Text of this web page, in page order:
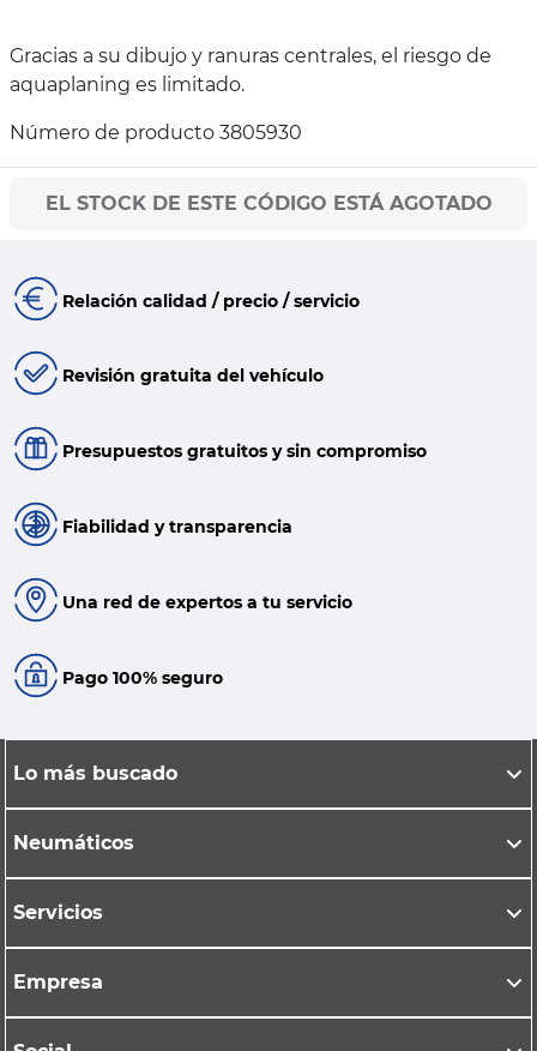
Gracias a su dibujo y ranuras centrales, el riesgo de
aquaplaning es limitado.
Número de producto 3805930
EL STOCK DE ESTE CÓDIGO ESTÁ AGOTADO
Relación calidad / precio / servicio
Revisión gratuita del vehículo
Presupuestos gratuitos y sin compromiso
Fiabilidad y transparencia
Una red de expertos a tu servicio
Pago 100% seguro
Lo más buscado
Neumáticos
Servicios
Empresa